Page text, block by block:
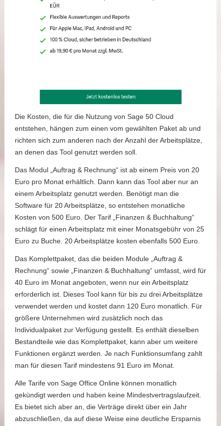
Die Kosten, die für die Nutzung von Sage 50 Cloud
entstehen, hängen zum einen vom gewählten Paket ab und
richten sich zum anderen nach der Anzahl der Arbeitsplätze,
an denen das Tool genutzt werden soll.
Das Modul „Auftrag & Rechnung“ ist ab einem Preis von 20
Euro pro Monat erhältlich. Dann kann das Tool aber nur an
einem Arbeitsplatz genutzt werden. Benötigt man die
Software für 20 Arbeitsplätze, so entstehen monatliche
Kosten von 500 Euro. Der Tarif „Finanzen & Buchhaltung“
schlägt für einen Arbeitsplatz mit einer Monatsgebühr von 25
Euro zu Buche. 20 Arbeitsplätze kosten ebenfalls 500 Euro.
Das Komplettpaket, das die beiden Module „Auftrag &
Rechnung“ sowie „Finanzen & Buchhaltung“ umfasst, wird für
40 Euro im Monat angeboten, wenn nur ein Arbeitsplatz
erforderlich ist. Dieses Tool kann für bis zu drei Arbeitsplätze
verwendet werden und kostet dann 120 Euro monatlich. Für
größere Unternehmen wird zusätzlich noch das
Individualpaket zur Verfügung gestellt. Es enthält dieselben
Bestandteile wie das Komplettpaket, kann aber um weitere
Funktionen ergänzt werden. Je nach Funktionsumfang zahlt
man für diesen Tarif mindestens 91 Euro im Monat.
Alle Tarife von Sage Office Online können monatlich
gekündigt werden und haben keine Mindestvertragslaufzeit.
Es bietet sich aber an, die Verträge direkt über ein Jahr
abzuschließen, da auf diese Weise eine deutliche Ersparnis